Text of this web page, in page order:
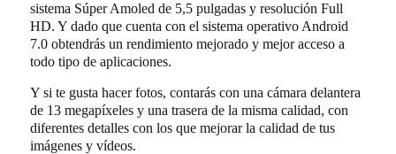
sistema Súper Amoled de 5,5 pulgadas y resolución Full
HD. Y dado que cuenta con el sistema operativo Android
7.0 obtendrás un rendimiento mejorado y mejor acceso a
todo tipo de aplicaciones.
Y si te gusta hacer fotos, contarás con una cámara delantera
de 13 megapíxeles y una trasera de la misma calidad, con
diferentes detalles con los que mejorar la calidad de tus
imágenes y vídeos.